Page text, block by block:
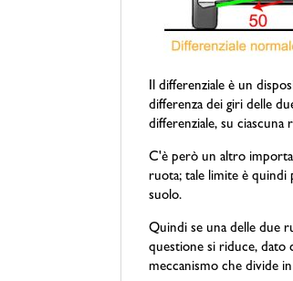
Il differenziale è un
differenza dei giri delle
differenziale, su
C'è però un altro
ruota; tale limite è quindi
suolo.
Quindi se una delle due
questione si riduce, dato
meccanismo che divide